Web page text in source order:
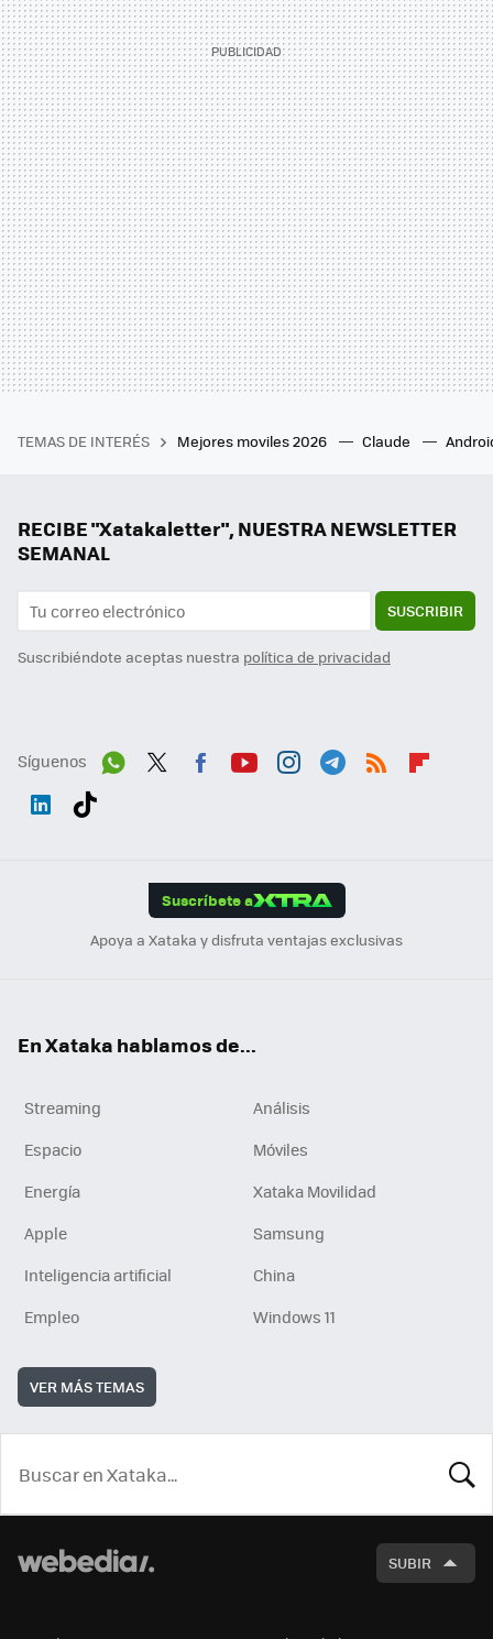
TEMAS DE INTERÉS Mejores moviles 2026 Claude
RECIBE "Xatakaletter", NUESTRA NEWSLETTER
SEMANAL
SUSCRIBIR
Suscribiéndote aceptas nuestra política de privacidad
Síguenos
Suscríbete a
Apoya a Xataka y disfruta ventajas exclusivas
En Xataka hablamos de...
Streaming
Análisis
Espacio
Móviles
Energía
Xataka Movilidad
Apple
Samsung
Inteligencia artificial
China
Empleo
Windows 11
VER MÁS TEMAS
SUBIR